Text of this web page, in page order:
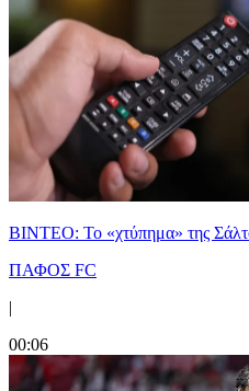
ΒΙΝΤΕΟ: Το «χτύπημα» της
ΠΑΦΟΣ FC
|
00:06